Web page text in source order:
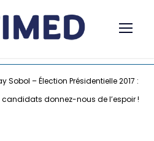
Sobol – Élection Présidentielle 2017 :
donnez-nous de l’espoir !